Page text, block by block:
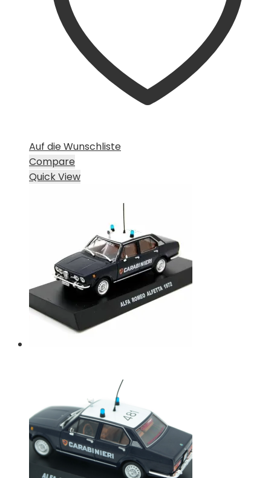
Auf die Wunschliste
Compare
Quick View